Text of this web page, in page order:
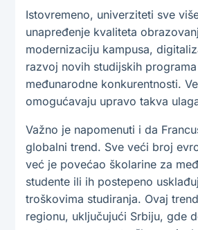
Istovremeno, univerziteti sve
unapređenje kvaliteta
modernizaciju kampusa,
razvoj novih studijskih
međunarodne konkurentnosti.
omogućavaju upravo takva
Važno je napomenuti i da
globalni trend. Sve veći broj
već je povećao školarine za
studente ili ih postepeno
troškovima studiranja. Ovaj
regionu, uključujući Srbiju, gde